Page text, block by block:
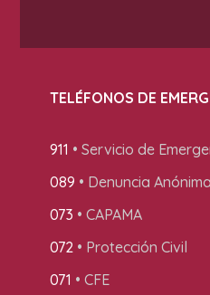
TELÉFONOS DE
911 • Servicio de
089 • Denuncia Anónima
073 • CAPAMA
072 • Protección Civil
071 • CFE